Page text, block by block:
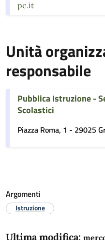
pc.it
Unità
responsabile
Pubblica Istruzione -
Scolastici
Piazza Roma, 1 - 29025
Argomenti
Istruzione
Ultima modifica: